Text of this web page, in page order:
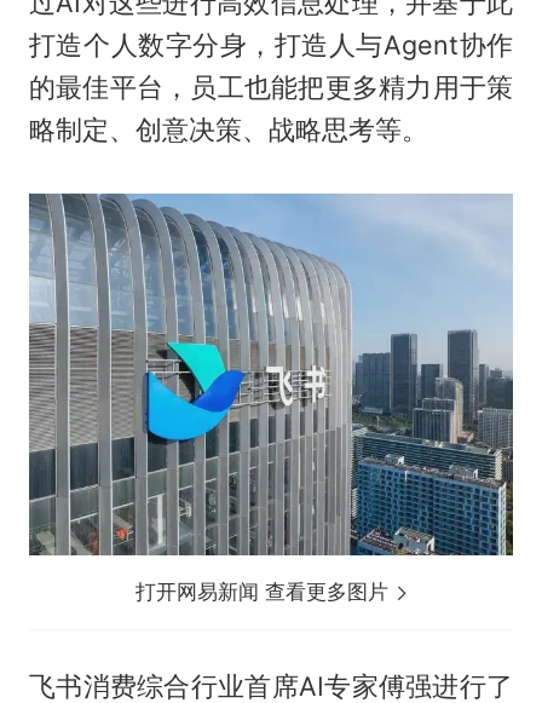
打造个人数字分身，打造人与Agent协作
的最佳平台，员工也能把更多精力用于策
略制定、创意决策、战略思考等。
打开网易新闻 查看更多图片
飞书消费综合行业首席AI专家傅强进行了